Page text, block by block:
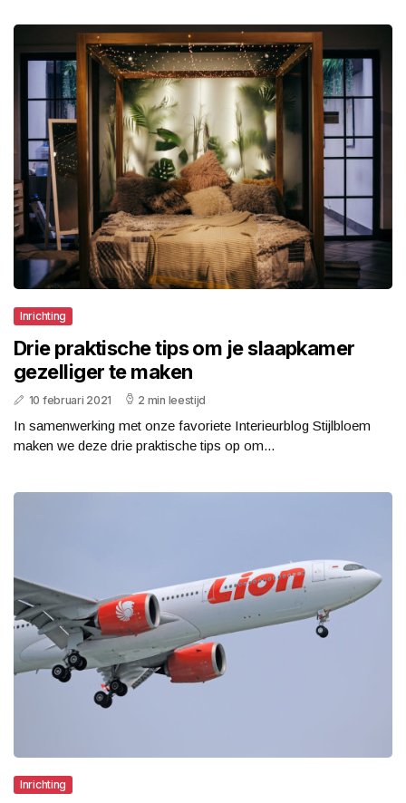
Inrichting
Drie praktische tips om je slaapkamer
gezelliger te maken
10 februari 2021 2 min leestijd
In samenwerking met onze favoriete Interieurblog Stijlbloem
maken we deze drie praktische tips op om...
Inrichting